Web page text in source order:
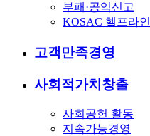
부패·공익신고
KOSAC 헬프라인
고객만족경영
사회적가치창출
사회공헌 활동
지속가능경영